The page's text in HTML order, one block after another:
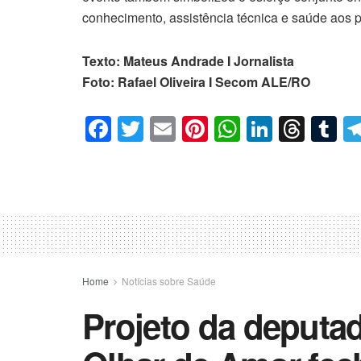
conhecimento, assistência técnica e saúde aos
Texto: Mateus Andrade I Jornalista
Foto: Rafael Oliveira I Secom ALE/RO
F
a
e
b
o
o
T
wi
er
E
m
Pi
nt
e
st
W
h
s
A
p
Li
n
e
dI
n
T
hr
a
d
s
T
u
bl
r
Home Notícias sobre Saúde
Projeto da